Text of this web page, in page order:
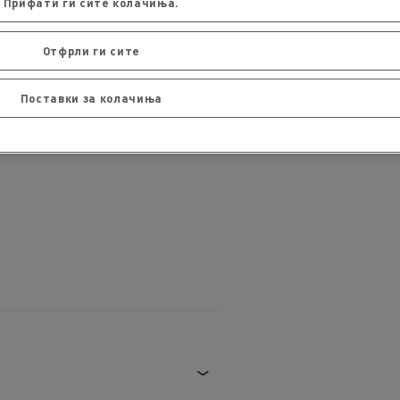
Отфрли ги сите
Поставки за колачиња